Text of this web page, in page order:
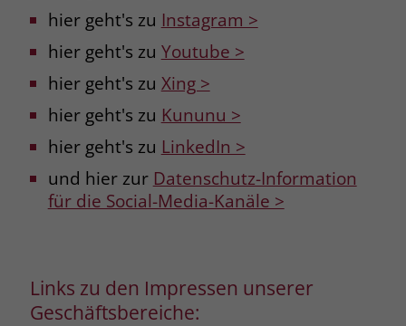
hier geht's zu Instagram >
hier geht's zu Youtube >
hier geht's zu Xing >
hier geht's zu Kununu >
hier geht's zu LinkedIn >
und hier zur Datenschutz-Information
für die Social-Media-Kanäle >
Links zu den Impressen unserer
Geschäftsbereiche: